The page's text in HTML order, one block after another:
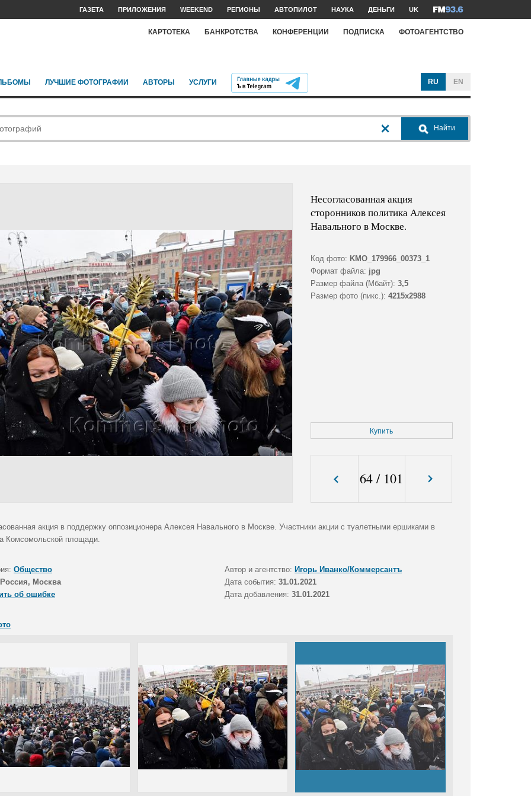
ГАЗЕТА ПРИЛОЖЕНИЯ WEEKEND РЕГИОНЫ АВТОПИЛОТ НАУКА ДЕНЬГИ UK
КАРТОТЕКА БАНКРОТСТВА КОНФЕРЕНЦИИ ПОДПИСКА ФОТОАГЕНТСТВО
ЛУЧШИЕ ФОТОГРАФИИ АВТОРЫ УСЛУГИ RU EN
Найти
Несогласованная акция
сторонников политика Алексея
Навального в Москве.
Код фото: KMO_179966_00373_1
Формат файла: jpg
Размер файла (Мбайт): 3,5
Размер фото (пикс.): 4215x2988
Купить
64 / 101
акция в поддержку оппозиционера Алексея Навального в Москве. Участники акции с туалетными ершиками в
Комсомольской площади.
Общество Автор и агентство: Игорь Иванко/Коммерсантъ
Россия, Москва Дата события: 31.01.2021
об ошибке
Дата добавления: 31.01.2021